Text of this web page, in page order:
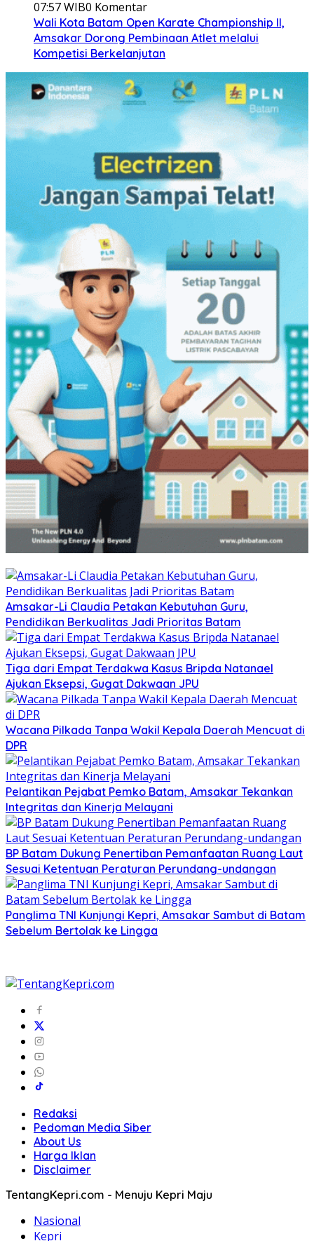
07:57 WIB0 Komentar
Wali Kota Batam Open Karate Championship II,
Amsakar Dorong Pembinaan Atlet melalui
Kompetisi Berkelanjutan
Amsakar-Li Claudia Petakan Kebutuhan Guru,
Pendidikan Berkualitas Jadi Prioritas Batam
Tiga dari Empat Terdakwa Kasus Bripda Natanael
Ajukan Eksepsi, Gugat Dakwaan JPU
Wacana Pilkada Tanpa Wakil Kepala Daerah Mencuat di
DPR
Pelantikan Pejabat Pemko Batam, Amsakar Tekankan
Integritas dan Kinerja Melayani
BP Batam Dukung Penertiban Pemanfaatan Ruang Laut
Sesuai Ketentuan Peraturan Perundang-undangan
Panglima TNI Kunjungi Kepri, Amsakar Sambut di Batam
Sebelum Bertolak ke Lingga
Redaksi
Pedoman Media Siber
About Us
Harga Iklan
Disclaimer
TentangKepri.com - Menuju Kepri Maju
Nasional
Kepri